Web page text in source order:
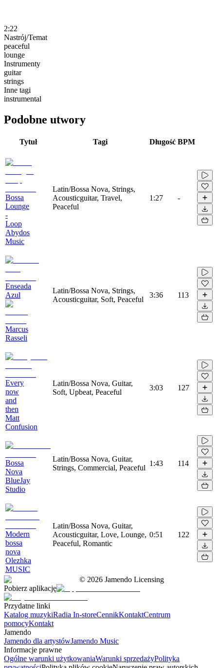
2:22
Nastrój/Temat
peaceful
lounge
Instrumenty
guitar
strings
Inne tagi
instrumental
Podobne utwory
Tytuł Tagi Długość BPM
Bossa
Lounge
-
Loop
Abydos
Music
Latin/Bossa Nova, Strings,
Acousticguitar, Travel,
Peaceful
1:27 -
Enseada
Azul
Marcus
Rasseli
Latin/Bossa Nova, Strings,
Acousticguitar, Soft, Peaceful
3:36 113
Every
now
and
then
Matt
Confusion
Latin/Bossa Nova, Guitar,
Soft, Upbeat, Peaceful
3:03 127
Bossa
Nova
BlueJay
Studio
Latin/Bossa Nova, Guitar,
Strings, Commercial, Peaceful
1:43 114
Modern
bossa
nova
Olezhka
MUSIC
Latin/Bossa Nova, Guitar,
Acousticguitar, Love, Lounge,
Peaceful, Romantic
0:51 122
© 2026 Jamendo Licensing
Pobierz aplikację
Przydatne linki
Katalog muzykiRadia In-storeCennikKontaktCentrum
pomocyKontakt
Jamendo
Jamendo dla artystówJamendo Music
Informacje prawne
Ogólne warunki użytkowaniaWarunki sprzedażyPolityka